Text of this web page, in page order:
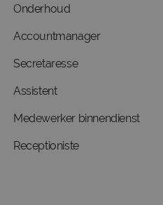
Onderhoud
Accountmanager
Secretaresse
Assistent
Medewerker binnendienst
Receptioniste